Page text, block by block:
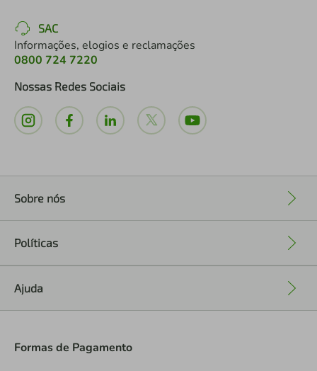
SAC
Informações, elogios e reclamações
0800 724 7220
Nossas Redes Sociais
Sobre nós
Políticas
Ajuda
Formas de Pagamento